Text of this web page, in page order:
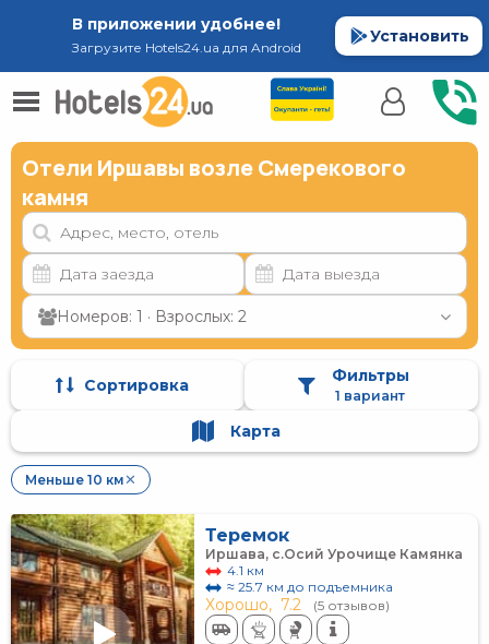
В приложении удобнее!
Загрузите Hotels24.ua для Android
Установить
Отели Иршавы возле Смерекового
камня
Номеров: 1 · Взрослых: 2
Сортировка Фильтры
1 вариант
Карта
Меньше 10 км ✕
Теремок
Иршава, с.Осий Урочище Камянка
4.1 км
≈ 25.7 км до подъемника
Хорошо, 7.2 (5 отзывов)